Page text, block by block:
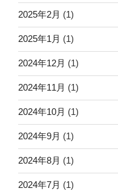
2025年2月 (1)
2025年1月 (1)
2024年12月 (1)
2024年11月 (1)
2024年10月 (1)
2024年9月 (1)
2024年8月 (1)
2024年7月 (1)